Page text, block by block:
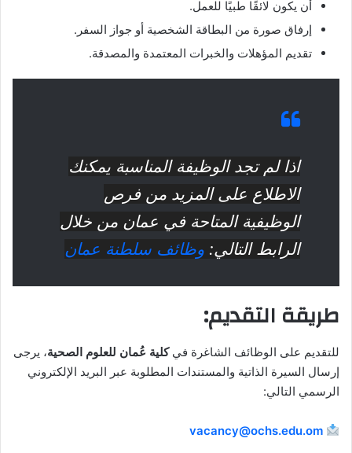
أن يكون لائقًا طبيًا للعمل.
إرفاق صورة من البطاقة الشخصية أو جواز السفر.
تقديم المؤهلات والخبرات المعتمدة والمصدقة.
اذا لم تجد الوظيفة المناسبة يمكنك
الاطلاع على المزيد من فرص
الوظيفية المتاحة في عمان من خلال
الرابط التالي: وظائف سلطنة عمان
طريقة التقديم:
للتقديم على الوظائف الشاغرة فيكلية عُمان للعلوم الصحية، يرجى
إرسال السيرة الذاتية والمستندات المطلوبة عبر البريد الإلكتروني
الرسمي التالي:
vacancy@ochs.edu.om